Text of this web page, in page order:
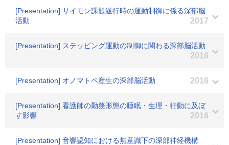
[Presentation] サイモン課題遂行時の運動制御に係る深部脳
活動
2017
[Presentation] ステッピング運動の制御に関わる深部脳活動
2016
[Presentation] オノマトペ産生の深部脳活動 2016
[Presentation] 看護師の勤務形態の睡眠・生理・行動に及ぼ
す影響
2016
[Presentation] 音響認知における無意識下の深部神経機構